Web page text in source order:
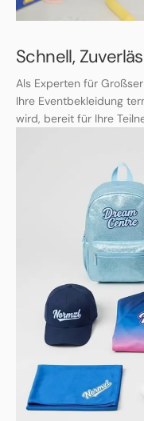
Schnell,
Als Experten für
Ihre Eventbekleidung
wird, bereit für Ihre